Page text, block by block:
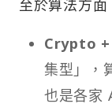
至於算法方面
Crypto +
集型」，
也是各家